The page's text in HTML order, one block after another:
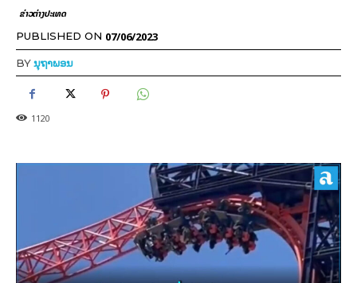
ຂ່າວຕ່າງປະເທດ
PUBLISHED ON 07/06/2023
BYນຸຖາພອນ
1120